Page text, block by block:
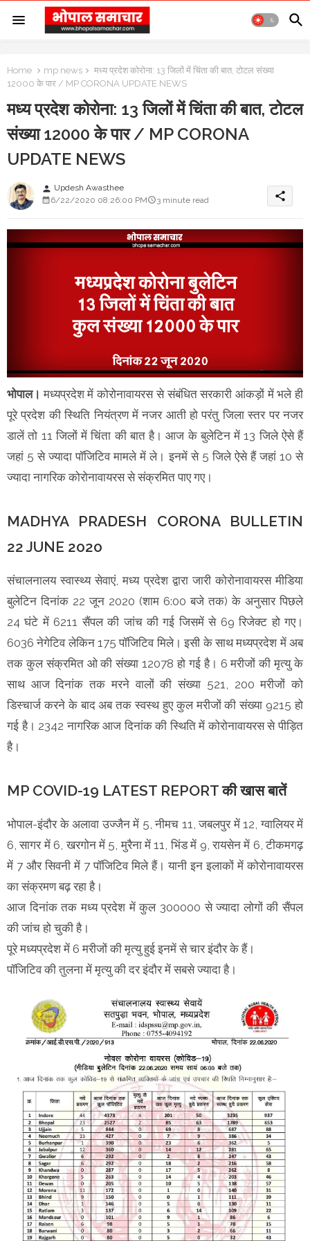
Home mp news
मध्य प्रदेश कोरोना: 13 जिलों में चिंता की बात, टोटल संख्या
12000 के पार / MP CORONA UPDATE NEWS
मध्य प्रदेश कोरोना: 13 जिलों में चिंता की बात, टोटल
संख्या 12000 के पार / MP CORONA
UPDATE NEWS
person Updesh Awasthee
6/22/2020 08:26:00 PM
3 minute read share
भोपाल। मध्यप्रदेश में कोरोनावायरस से संबंधित सरकारी आंकड़ों में भले ही
पूरे प्रदेश की स्थिति नियंत्रण में नजर आती हो परंतु जिला स्तर पर नजर
डालें तो 11 जिलों में चिंता की बात है। आज के बुलेटिन में 13 जिले ऐसे हैं
जहां 5 से ज्यादा पॉजिटिव मामले में ले। इनमें से 5 जिले ऐसे हैं जहां 10 से
ज्यादा नागरिक कोरोनावायरस से संक्रमित पाए गए।
MADHYA PRADESH CORONA BULLETIN
22 JUNE 2020
संचालनालय स्वास्थ्य सेवाएं, मध्य प्रदेश द्वारा जारी कोरोनावायरस मीडिया
बुलेटिन दिनांक 22 जून 2020 (शाम 6:00 बजे तक) के अनुसार पिछले
24 घंटे में 6211 सैंपल की जांच की गई जिसमें से 69 रिजेक्ट हो गए।
6036 नेगेटिव लेकिन 175 पॉजिटिव मिले। इसी के साथ मध्यप्रदेश में अब
तक कुल संक्रमित ओ की संख्या 12078 हो गई है। 6 मरीजों की मृत्यु के
साथ आज दिनांक तक मरने वालों की संख्या 521, 200 मरीजों को
डिस्चार्ज करने के बाद अब तक स्वस्थ हुए कुल मरीजों की संख्या 9215 हो
गई है। 2342 नागरिक आज दिनांक की स्थिति में कोरोनावायरस से पीड़ित
है।
MP COVID-19 LATEST REPORT की खास बातें
भोपाल-इंदौर के अलावा उज्जैन में 5, नीमच 11, जबलपुर में 12, ग्वालियर में
6, सागर में 6, खरगोन में 5, मुरैना में 11, भिंड में 9, रायसेन में 6, टीकमगढ़
में 7 और सिवनी में 7 पॉजिटिव मिले हैं। यानी इन इलाकों में कोरोनावायरस
का संक्रमण बढ़ रहा है।
आज दिनांक तक मध्य प्रदेश में कुल 300000 से ज्यादा लोगों की सैंपल
की जांच हो चुकी है।
पूरे मध्यप्रदेश में 6 मरीजों की मृत्यु हुई इनमें से चार इंदौर के हैं।
पॉजिटिव की तुलना में मृत्यु की दर इंदौर में सबसे ज्यादा है।